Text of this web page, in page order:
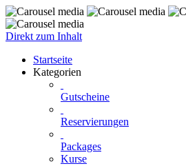
Direkt zum Inhalt
Startseite
Kategorien
Gutscheine
Reservierungen
Packages
Kurse